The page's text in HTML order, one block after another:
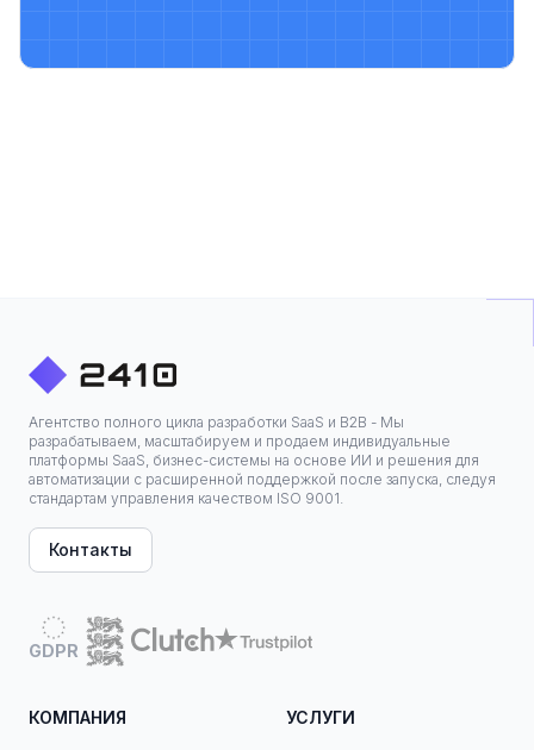
Агентство полного цикла разработки SaaS и B2B - Мы
разрабатываем, масштабируем и продаем индивидуальные
платформы SaaS, бизнес-системы на основе ИИ и решения для
автоматизации с расширенной поддержкой после запуска, следуя
стандартам управления качеством ISO 9001.
Контакты
GDPR
КОМПАНИЯ УСЛУГИ